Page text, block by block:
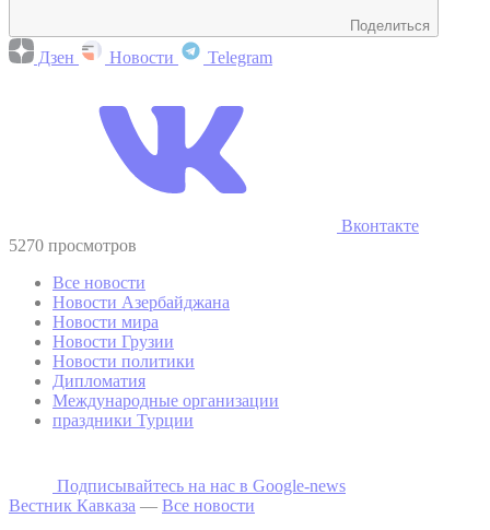
Поделиться
Дзен Новости Telegram
Вконтакте
5270 просмотров
Все новости
Новости Азербайджана
Новости мира
Новости Грузии
Новости политики
Дипломатия
Международные организации
праздники Турции
Подписывайтесь на наc в Google-news
Вестник Кавказа — Все новости